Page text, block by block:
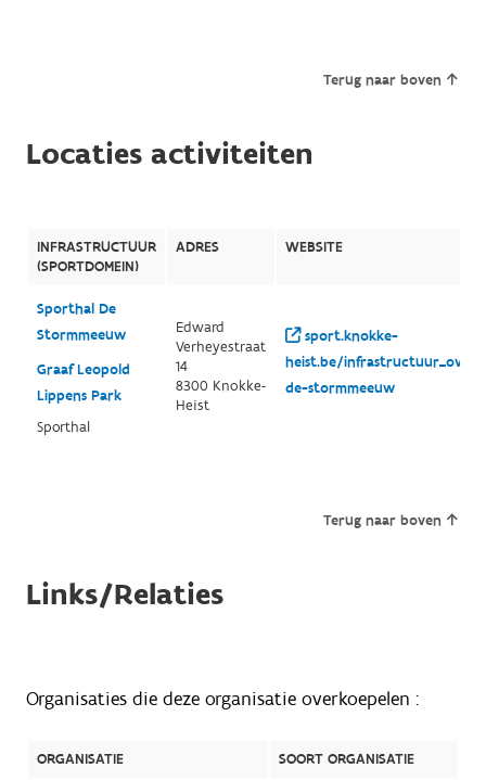
Terug naar boven
Locaties activiteiten
INFRASTRUCTUUR
(SPORTDOMEIN)
ADRES WEBSITE
Sporthal De
Stormmeeuw
Graaf Leopold
Lippens Park
Sporthal
Edward
Verheyestraat
14
8300 Knokke-
Heist
sport.knokke-
heist.be/
de-stormmeeuw
Terug naar boven
Links/Relaties
Organisaties die deze organisatie overkoepelen :
ORGANISATIE
SOORT ORGANISATIE